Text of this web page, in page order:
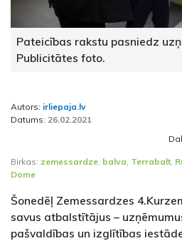
Pateicības rakstu pasniedz
Publicitātes foto.
Autors: irliepaja.lv
Datums: 26.02.2021
Birkas: zemessardze balva Terrabalt
Dome
Šonedēļ Zemessardzes
savus atbalstītājus –
pašvaldības un izglītības